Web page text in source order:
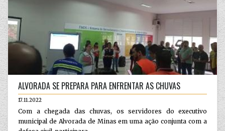
ALVORADA SE PREPARA PARA ENFRENTAR AS CHUVAS
17.11.2022
Com a chegada das chuvas, os servidores do executivo
municipal de Alvorada de Minas em uma ação conjunta com a